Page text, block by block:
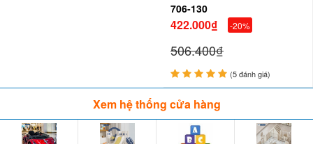
706-130
422.000₫ -20%
506.400₫
(5 đánh giá)
Xem hệ thống cửa hàng